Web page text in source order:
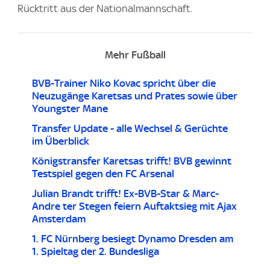
Rücktritt aus der Nationalmannschaft.
Mehr Fußball
BVB-Trainer Niko Kovac spricht über die
Neuzugänge Karetsas und Prates sowie über
Youngster Mane
Transfer Update - alle Wechsel & Gerüchte
im Überblick
Königstransfer Karetsas trifft! BVB gewinnt
Testspiel gegen den FC Arsenal
Julian Brandt trifft! Ex-BVB-Star & Marc-
Andre ter Stegen feiern Auftaktsieg mit Ajax
Amsterdam
1. FC Nürnberg besiegt Dynamo Dresden am
1. Spieltag der 2. Bundesliga